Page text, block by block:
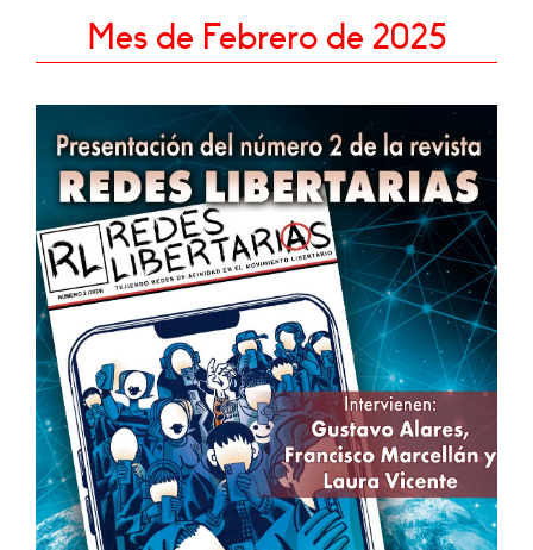
Mes de Febrero de 2025